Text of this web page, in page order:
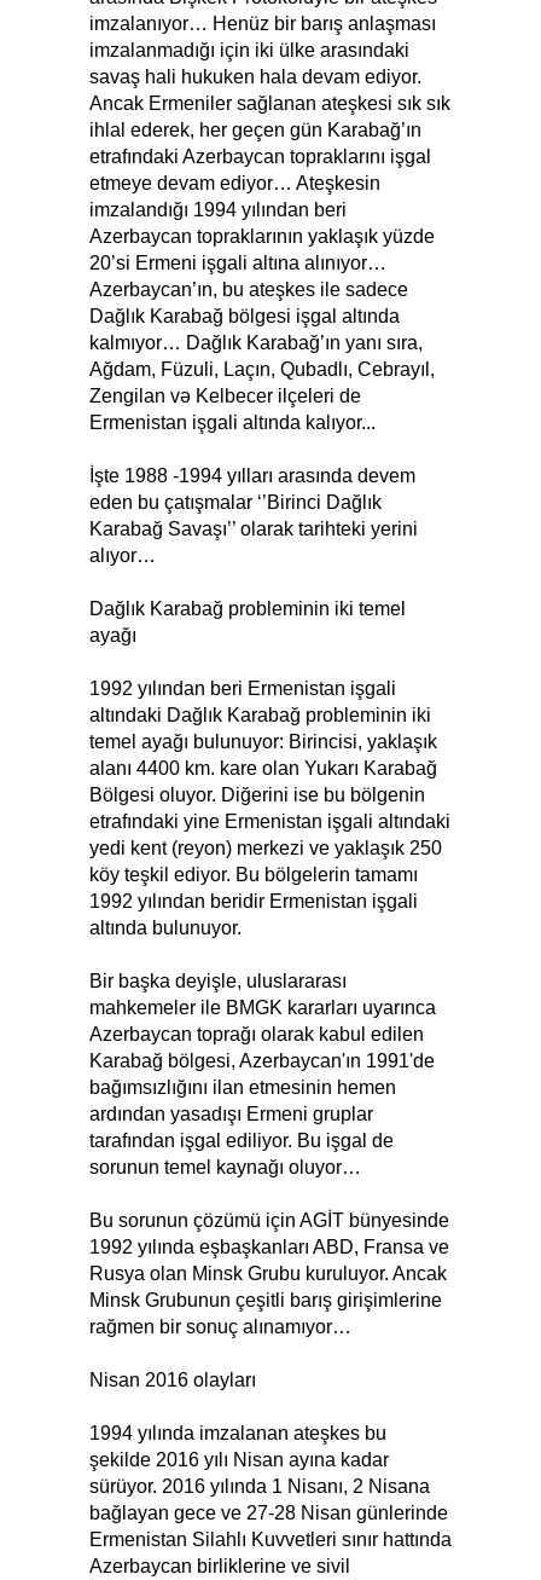
imzalanıyor… Henüz bir barış anlaşması
imzalanmadığı için iki ülke arasındaki
savaş hali hukuken hala devam ediyor.
Ancak Ermeniler sağlanan ateşkesi sık sık
ihlal ederek, her geçen gün Karabağ’ın
etrafındaki Azerbaycan topraklarını işgal
etmeye devam ediyor… Ateşkesin
imzalandığı 1994 yılından beri
Azerbaycan topraklarının yaklaşık yüzde
20’si Ermeni işgali altına alınıyor…
Azerbaycan’ın, bu ateşkes ile sadece
Dağlık Karabağ bölgesi işgal altında
kalmıyor… Dağlık Karabağ’ın yanı sıra,
Ağdam, Füzuli, Laçın, Qubadlı, Cebrayıl,
Zengilan və Kelbecer ilçeleri de
Ermenistan işgali altında kalıyor...
İşte 1988 -1994 yılları arasında devem
eden bu çatışmalar ‘’Birinci Dağlık
Karabağ Savaşı’’ olarak tarihteki yerini
alıyor…
Dağlık Karabağ probleminin iki temel
ayağı
1992 yılından beri Ermenistan işgali
altındaki Dağlık Karabağ probleminin iki
temel ayağı bulunuyor: Birincisi, yaklaşık
alanı 4400 km. kare olan Yukarı Karabağ
Bölgesi oluyor. Diğerini ise bu bölgenin
etrafındaki yine Ermenistan işgali altındaki
yedi kent (reyon) merkezi ve yaklaşık 250
köy teşkil ediyor. Bu bölgelerin tamamı
1992 yılından beridir Ermenistan işgali
altında bulunuyor.
Bir başka deyişle, uluslararası
mahkemeler ile BMGK kararları uyarınca
Azerbaycan toprağı olarak kabul edilen
Karabağ bölgesi, Azerbaycan'ın 1991'de
bağımsızlığını ilan etmesinin hemen
ardından yasadışı Ermeni gruplar
tarafından işgal ediliyor. Bu işgal de
sorunun temel kaynağı oluyor…
Bu sorunun çözümü için AGİT bünyesinde
1992 yılında eşbaşkanları ABD, Fransa ve
Rusya olan Minsk Grubu kuruluyor. Ancak
Minsk Grubunun çeşitli barış girişimlerine
rağmen bir sonuç alınamıyor…
Nisan 2016 olayları
1994 yılında imzalanan ateşkes bu
şekilde 2016 yılı Nisan ayına kadar
sürüyor. 2016 yılında 1 Nisanı, 2 Nisana
bağlayan gece ve 27-28 Nisan günlerinde
Ermenistan Silahlı Kuvvetleri sınır hattında
Azerbaycan birliklerine ve sivil